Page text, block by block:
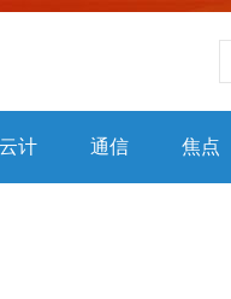
云计 通信 焦点